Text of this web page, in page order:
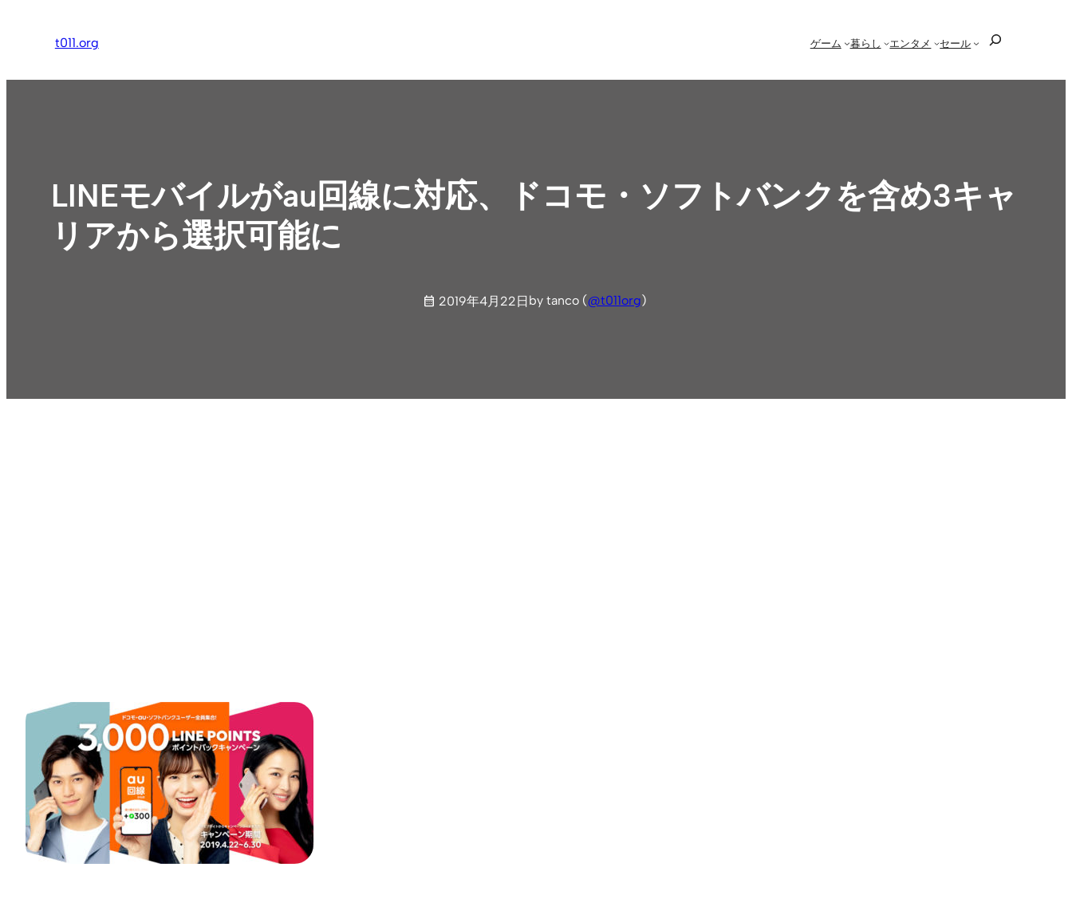
ス
t011.org ゲーム 暮らし エンタメ セール
LINEモバイルがau回線に対応、ドコモ・ソフトバンクを含め3キャ
リアから選択可能に
2019年4月22日 by tanco (@t011org)